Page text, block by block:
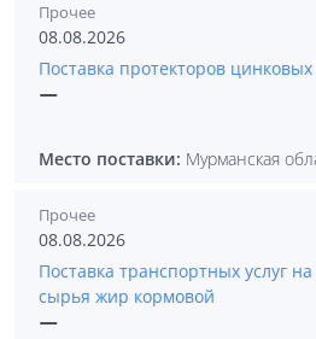
Прочее
08.08.2026
Поставка протекторов
—
Место поставки: Мурманская
Прочее
08.08.2026
Поставка транспортных услуг
сырья жир кормовой
—